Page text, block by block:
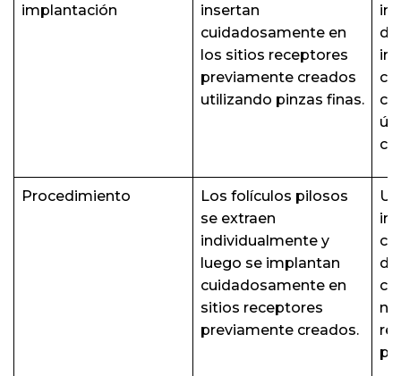
implantación
insertan
cuidadosamente en
los sitios receptores
previamente creados
utilizando pinzas finas.
Procedimiento
Los folículos pilosos
se extraen
individualmente y
luego se implantan
cuidadosamente en
sitios receptores
previamente creados.